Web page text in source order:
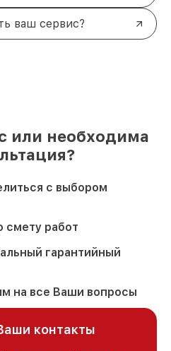
ваш сервис?
или необходима
с выбором
смету работ
гарантийный
на все Ваши вопросы
контакты